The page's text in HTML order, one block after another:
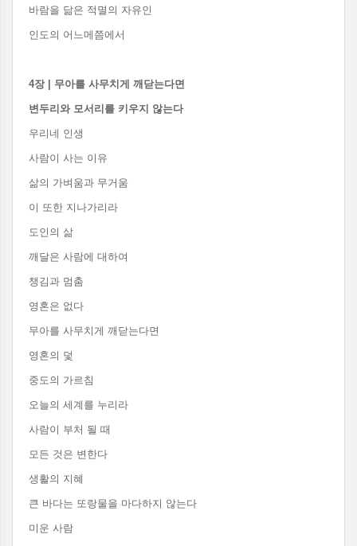
바람을 닮은 적멸의 자유인
인도의 어느메쯤에서
4장 무아를 사무치게 깨닫는다면
변두리와 모서리를 키우지 않는다
우리네 인생
사람이 사는 이유
삶의 가벼움과 무거움
이 또한 지나가리라
도인의 삶
깨달은 사람에 대하여
챙김과 멈춤
영혼은 없다
무아를 사무치게 깨닫는다면
영혼의 덫
중도의 가르침
오늘의 세계를 누리라
사람이 부처 될 때
모든 것은 변한다
생활의 지혜
큰 바다는 또랑물을 마다하지 않는다
미운 사람